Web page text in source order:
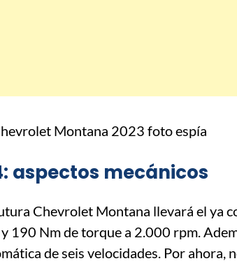
aspectos mecánicos
Chevrolet Montana llevará el ya
190 Nm de torque a 2.000 rpm.
de seis velocidades. Por ahora,